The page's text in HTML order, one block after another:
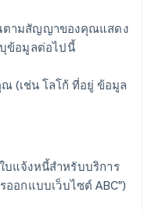
ตามสัญญาของคุณแสดง
ข้อมูลต่อไปนี้
(เช่น โลโก้ ที่อยู่ ข้อมูล
บแจ้งหนี้สำหรับบริการ
ออกแบบเว็บไซต์ ABC")